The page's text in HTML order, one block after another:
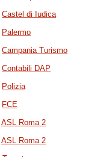
Castel di Iudica
Palermo
Campania Turismo
Contabili DAP
Polizia
FCE
ASL Roma 2
ASL Roma 2